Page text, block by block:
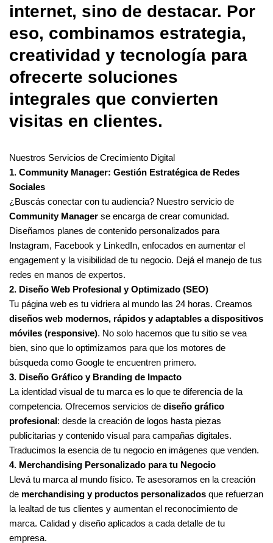
internet, sino de destacar. Por
eso, combinamos estrategia,
creatividad y tecnología para
ofrecerte soluciones
integrales que convierten
visitas en clientes.
Nuestros Servicios de Crecimiento Digital
1. Community Manager: Gestión Estratégica de Redes
Sociales
¿Buscás conectar con tu audiencia? Nuestro servicio de
Community Manager se encarga de crear comunidad.
Diseñamos planes de contenido personalizados para
Instagram, Facebook y LinkedIn, enfocados en aumentar el
engagement y la visibilidad de tu negocio. Dejá el manejo de tus
redes en manos de expertos.
2. Diseño Web Profesional y Optimizado (SEO)
Tu página web es tu vidriera al mundo las 24 horas. Creamos
diseños web modernos, rápidos y adaptables a dispositivos
móviles (responsive). No solo hacemos que tu sitio se vea
bien, sino que lo optimizamos para que los motores de
búsqueda como Google te encuentren primero.
3. Diseño Gráfico y Branding de Impacto
La identidad visual de tu marca es lo que te diferencia de la
competencia. Ofrecemos servicios de diseño gráfico
profesional: desde la creación de logos hasta piezas
publicitarias y contenido visual para campañas digitales.
Traducimos la esencia de tu negocio en imágenes que venden.
4. Merchandising Personalizado para tu Negocio
Llevá tu marca al mundo físico. Te asesoramos en la creación
de merchandising y productos personalizados que refuerzan
la lealtad de tus clientes y aumentan el reconocimiento de
marca. Calidad y diseño aplicados a cada detalle de tu
empresa.